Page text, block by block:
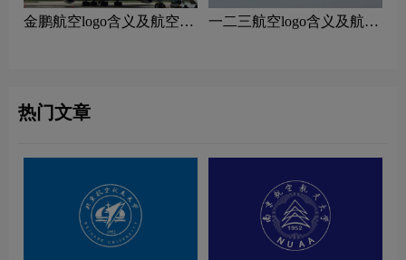
‌金鹏航空logo含义及航空品
一二三航空logo含义及航空
热门文章